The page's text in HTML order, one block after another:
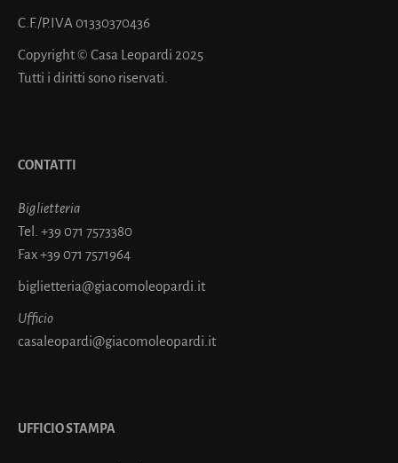
C.F./P.IVA 01330370436
Copyright © Casa Leopardi 2025
Tutti i diritti sono riservati.
CONTATTI
Biglietteria
Tel. +39 071 7573380
Fax+39 071 7571964
biglietteria@giacomoleopardi.it
Ufficio
casaleopardi@giacomoleopardi.it
UFFICIO STAMPA